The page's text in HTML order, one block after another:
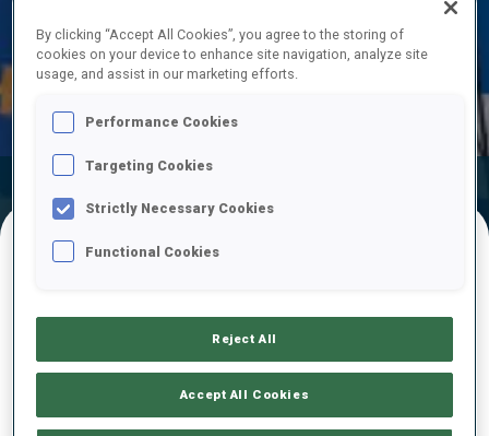
Officiels
By clicking “Accept All Cookies”, you agree to the storing of
cookies on your device to enhance site navigation, analyze site
usage, and assist in our marketing efforts.
Performance Cookies
Targeting Cookies
Strictly Necessary Cookies
Functional Cookies
Reject All
Accept All Cookies